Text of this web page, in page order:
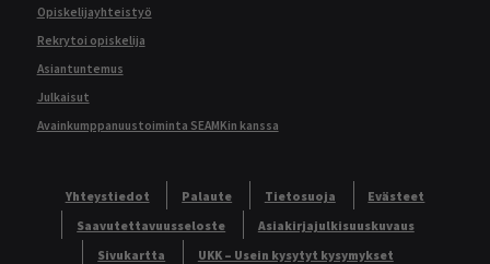
Opiskelijayhteistyö
Rekrytoi opiskelija
Asiantuntemus
Julkaisut
Avainkumppanuustoiminta SEAMKin kanssa
Yhteystiedot Palaute Tietosuoja
Evästeet
Saavutettavuusseloste
Asiakirjajulkisuuskuvaus
Sivukartta
UKK – Usein kysytyt kysymykset